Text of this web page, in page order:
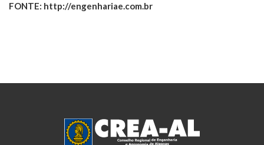
FONTE: http://engenhariae.com.br